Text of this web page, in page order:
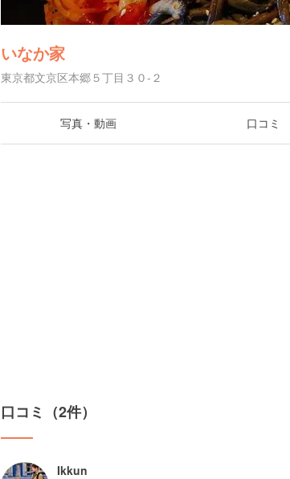
いなか家
東京都文京区本郷５丁目３０-２
写真・動画 口コミ
口コミ（2件）
Ikkun